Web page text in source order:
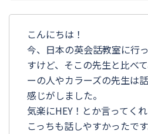
こんにちは！
今、日本の英会話教室に行
すけど、そこの先生と比べ
ーの人やカラーズの先生は
感じがしました。
気楽にHEY！とか言ってくれ
こっちも話しやすかったです